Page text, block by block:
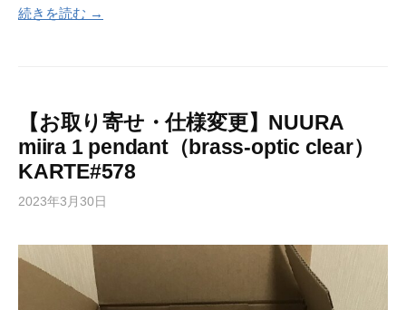
続きを読む →
【お取り寄せ・仕様変更】NUURA
miira 1 pendant（brass-optic clear）
KARTE#578
2023年3月30日